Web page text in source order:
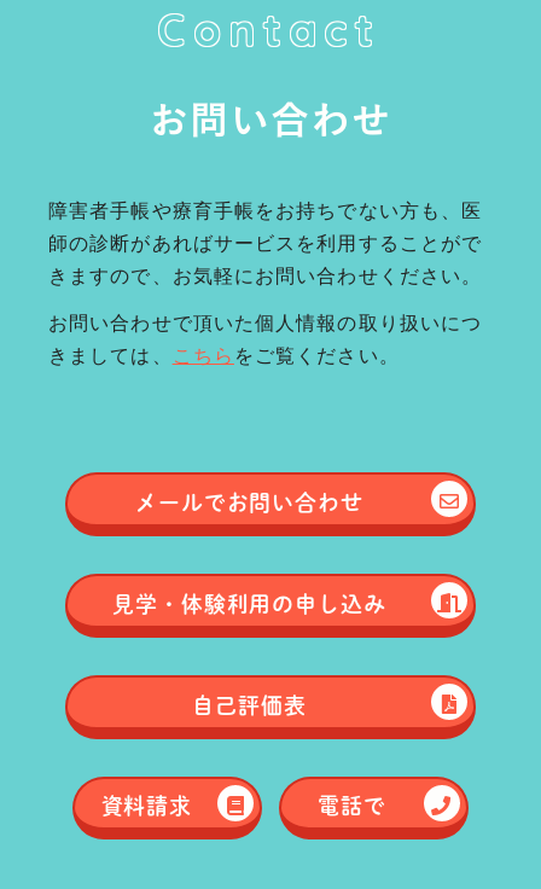
Contact
お問い合わせ
障害者手帳や療育手帳をお持ちでない方も、医
師の診断があればサービスを利用することがで
きますので、お気軽にお問い合わせください。
お問い合わせで頂いた個人情報の取り扱いにつ
きましては、
こちら をご覧ください。
メールでお問い合わせ
見学・体験利用の申し込み
自己評価表
資料請求 電話で